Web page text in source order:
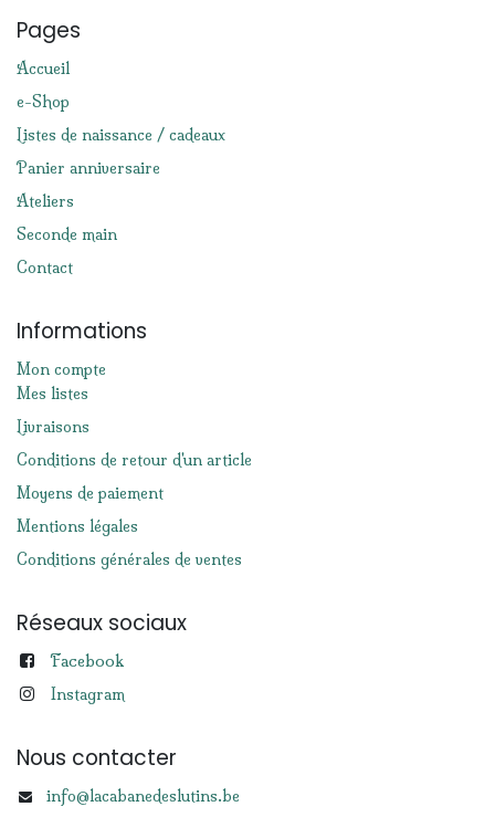
Pages
Accueil
e-Shop
Listes de naissance / cadeaux
Panier anniversaire
Ateliers
Seconde main
Contact
Informations
Mon compte
Mes listes
Livraisons
Conditions de retour d'un article
Moyens de paiement
Mentions légales
Conditions générales de ventes
Réseaux sociaux
Facebook
Instagram
Nous contacter
info@lacabanedeslutins.be